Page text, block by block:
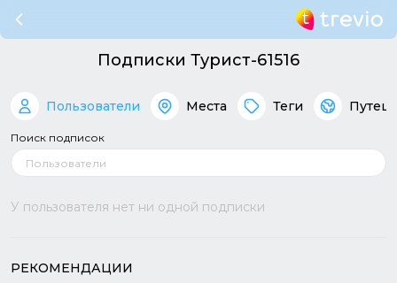
Подписки Турист-61516
Пользователи Места Теги
Поиск подписок
У пользователя нет ни одной подписки
РЕКОМЕНДАЦИИ